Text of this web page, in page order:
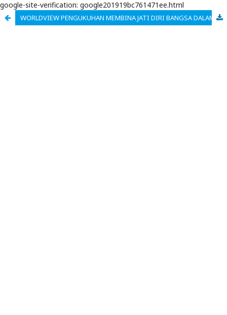
google-site-verification: google201919bc761471ee.html
WORLDVIEW PENGUKUHAN MEMBINA JATI DIRI BANGSA DALAM NOVEL DI PENGHUJUNG RINDU